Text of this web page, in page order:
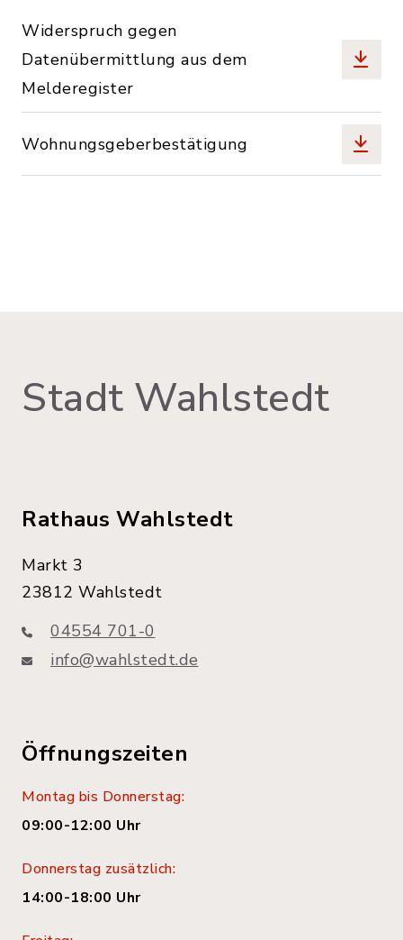
Widerspruch gegen
Datenübermittlung aus dem
Melderegister
Wohnungsgeberbestätigung
Stadt Wahlstedt
Rathaus Wahlstedt
Markt 3
23812 Wahlstedt
04554 701-0
info@wahlstedt.de
Öffnungszeiten
Montag bis Donnerstag:
09:00-12:00 Uhr
Donnerstag zusätzlich:
14:00-18:00 Uhr